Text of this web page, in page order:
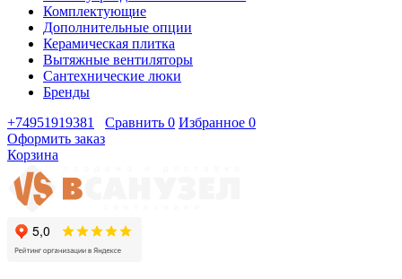
Комплектующие
Дополнительные опции
Керамическая плитка
Вытяжные вентиляторы
Сантехнические люки
Бренды
+74951919381
Сравнить 0 Избранное 0
Оформить заказ
Корзина